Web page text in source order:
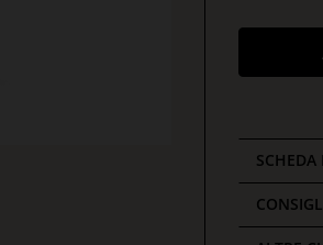
SCHEDA